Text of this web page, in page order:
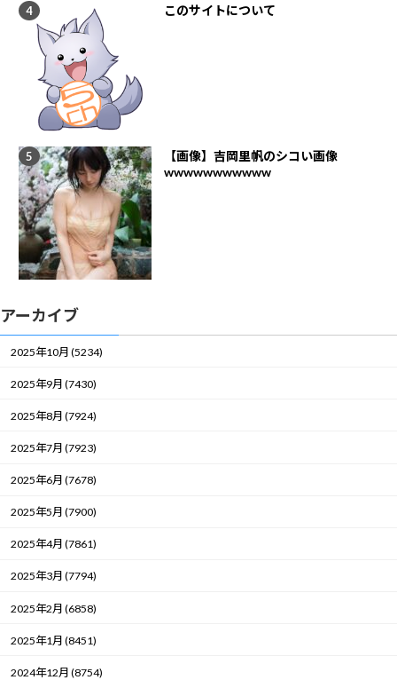
このサイトについて
【画像】吉岡里帆のシコい画像
wwwwwwwwwww
アーカイブ
2025年10月 (5234)
2025年9月 (7430)
2025年8月 (7924)
2025年7月 (7923)
2025年6月 (7678)
2025年5月 (7900)
2025年4月 (7861)
2025年3月 (7794)
2025年2月 (6858)
2025年1月 (8451)
2024年12月 (8754)